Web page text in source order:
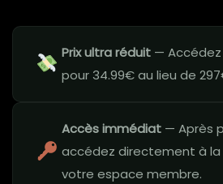
Prix ultra réduit —
pour 34.99€ au lieu de
Accès immédiat — Après
accédez directement à
votre espace membre.